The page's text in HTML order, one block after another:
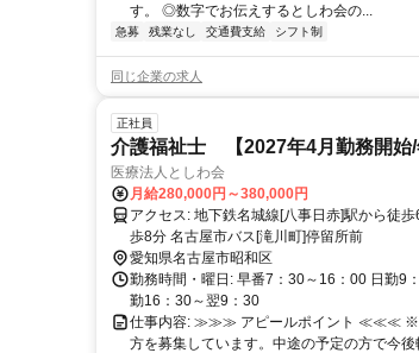
す。 ◎数字でお伝えするとしわ会の...
急募 残業なし 交通費支給 シフト制
同じ企業の求人
正社員
介護福祉士 【2027年4月勤務開始/
医療法人としわ会
月給280,000円～380,000円
アクセス: 地下鉄名城線[八事日赤]駅から徒歩6分 地下鉄鶴舞線[いりなか]駅から徒
歩8分 名古屋市バス[滝川町]停留所前
愛知県名古屋市昭和区
勤務時間・曜日: 早番7：30～16：00 日勤9
勤16：30～翌9：30
仕事内容: ≫≫≫ アピールポイント ≪≪≪ ※
方を募集しています。中途の予定の方で今